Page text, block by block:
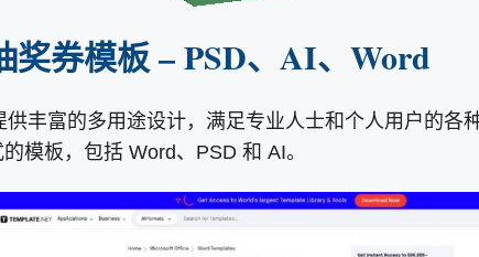
奖券模板 – PSD、AI、Word
丰富的多用途设计，满足专业人士和个人用户的
模板，包括 Word、PSD 和 AI。